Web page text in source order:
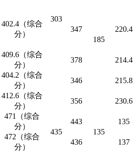
303
185
402.4（综合
分）
347 220.4
409.6（综合
分）
378 214.4
404.2（综合
分）
346
215.8
412.6（综合
分）
356 230.6
471（综合
分）
435
443
135
135
472（综合
分）
436
137